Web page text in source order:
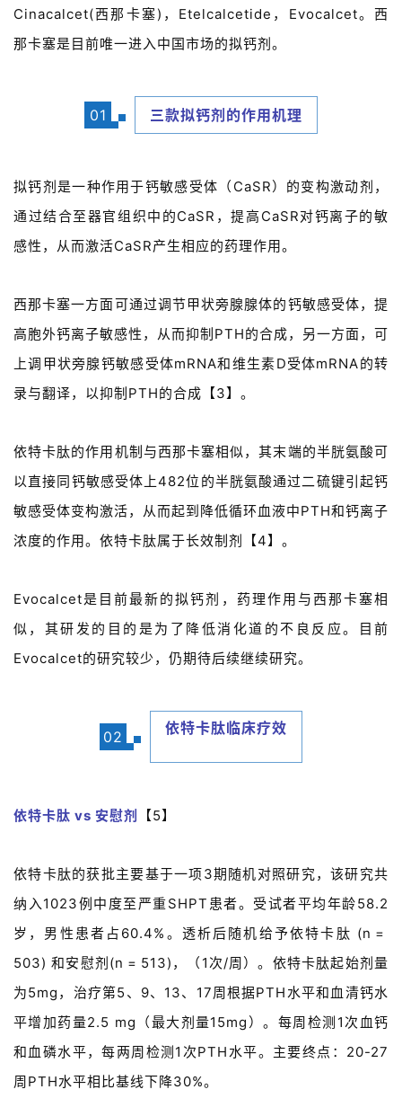
Cinacalcet(西那卡塞)，Etelcalcetide，Evocalcet。西
那卡塞是目前唯一进入中国市场的拟钙剂。
01 三款拟钙剂的作用机理
拟钙剂是一种作用于钙敏感受体（CaSR）的变构激动剂，
通过结合至器官组织中的CaSR，提高CaSR对钙离子的敏
感性，从而激活CaSR产生相应的药理作用。
西那卡塞一方面可通过调节甲状旁腺腺体的钙敏感受体，提
高胞外钙离子敏感性，从而抑制PTH的合成，另一方面，可
上调甲状旁腺钙敏感受体mRNA和维生素D受体mRNA的转
录与翻译，以抑制PTH的合成【3】。
依特卡肽的作用机制与西那卡塞相似，其末端的半胱氨酸可
以直接同钙敏感受体上482位的半胱氨酸通过二硫键引起钙
敏感受体变构激活，从而起到降低循环血液中PTH和钙离子
浓度的作用。依特卡肽属于长效制剂【4】。
Evocalcet是目前最新的拟钙剂，药理作用与西那卡塞相
似，其研发的目的是为了降低消化道的不良反应。目前
Evocalcet的研究较少，仍期待后续继续研究。
02 依特卡肽临床疗效
依特卡肽 vs 安慰剂 【5】
依特卡肽的获批主要基于一项3期随机对照研究，该研究共
纳入1023例中度至严重SHPT患者。受试者平均年龄58.2
岁，男性患者占60.4%。透析后随机给予依特卡肽 (n =
503) 和安慰剂(n = 513)，（1次/周）。依特卡肽起始剂量
为5mg，治疗第5、9、13、17周根据PTH水平和血清钙水
平增加药量2.5 mg（最大剂量15mg）。每周检测1次血钙
和血磷水平，每两周检测1次PTH水平。主要终点：20-27
周PTH水平相比基线下降30%。